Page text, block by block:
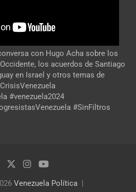
con Hugo Acha sobre los
los acuerdos de Santiago
en Israel y otros temas de
#venezuela2024
#SinFiltros
Venezuela Política